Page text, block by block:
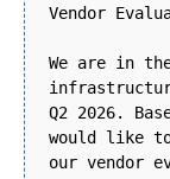
Vendor
We are in
Q2 2026.
would like
our vendor